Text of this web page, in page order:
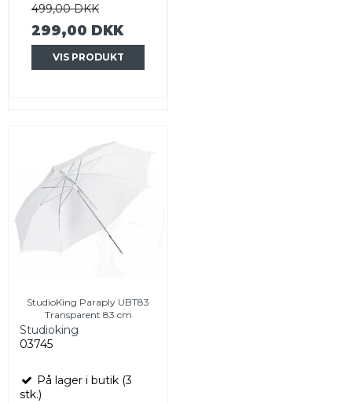
499,00 DKK
299,00 DKK
VIS PRODUKT
StudioKing Paraply UBT83
Transparent 83 cm
Studioking
03745
På lager i butik (3
stk.)